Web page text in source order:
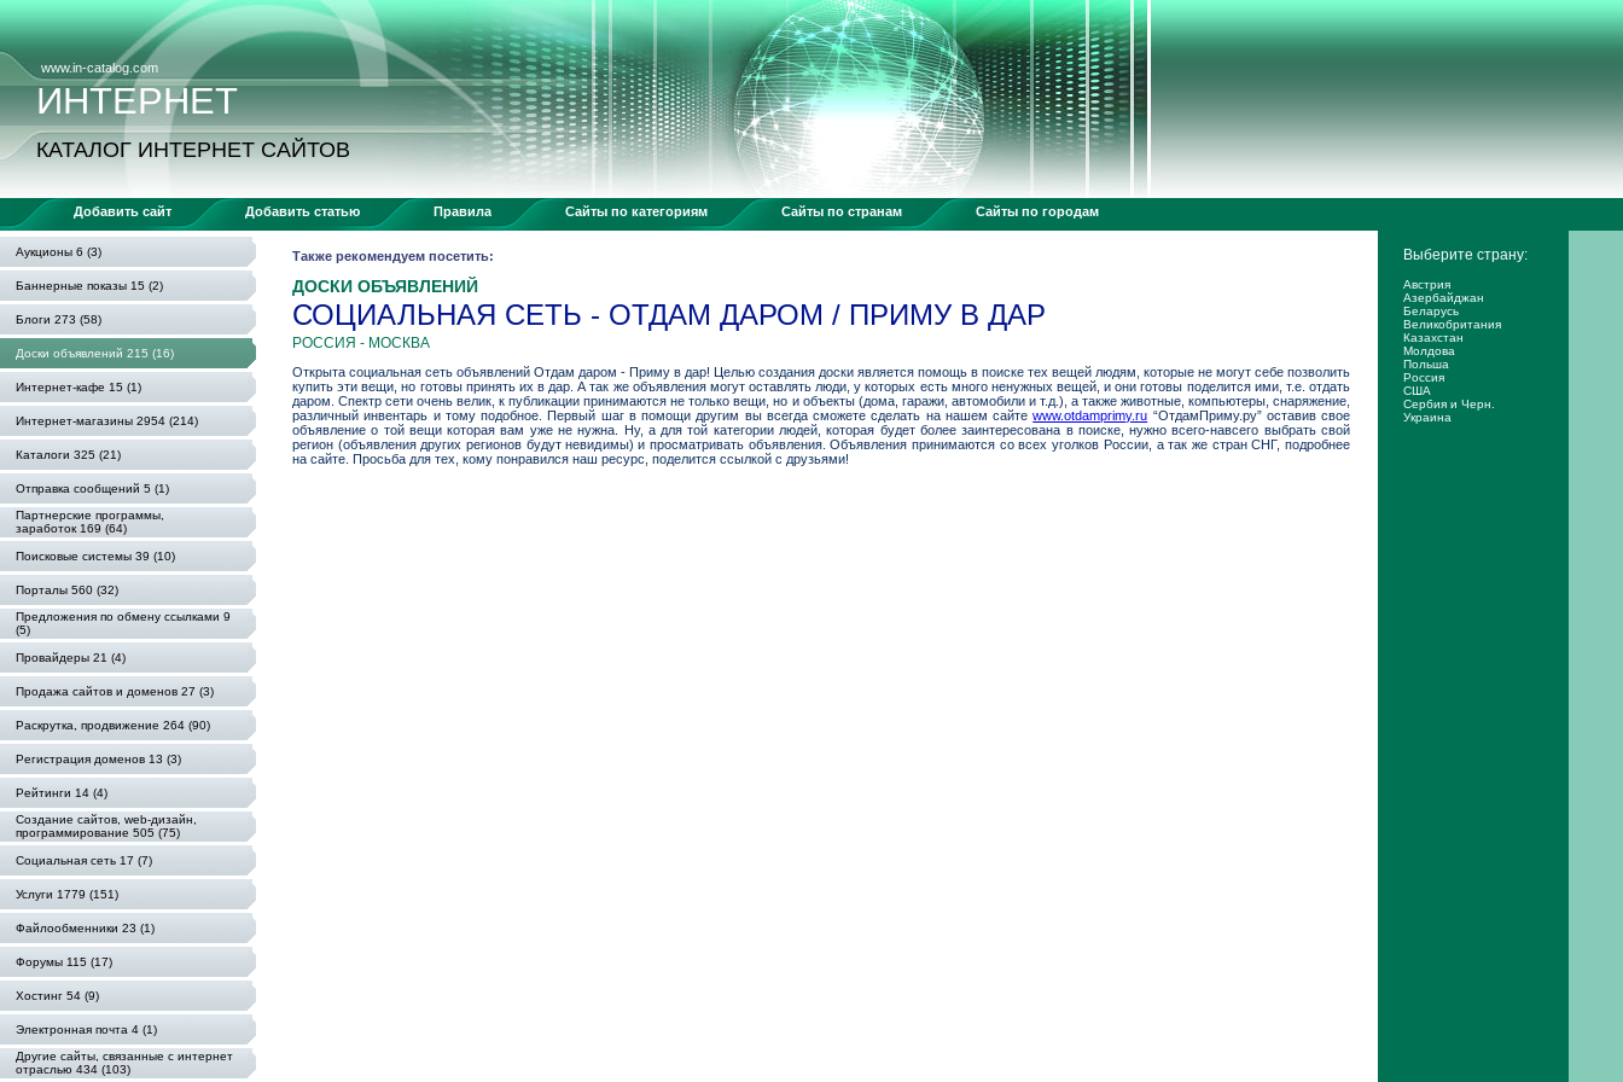
www.in-catalog.com
ИНТЕРНЕТ
КАТАЛОГ ИНТЕРНЕТ САЙТОВ
Добавить сайт Добавить статью Правила Сайты по категориям Сайты по странам Сайты по городам
Аукционы 6 (3)
Баннерные показы 15 (2)
Блоги 273 (58)
Доски объявлений 215 (16)
Интернет-кафе 15 (1)
Интернет-магазины 2954 (214)
Каталоги 325 (21)
Отправка сообщений 5 (1)
Партнерские программы,
заработок 169 (64)
Поисковые системы 39 (10)
Порталы 560 (32)
Предложения по обмену ссылками 9
(5)
Провайдеры 21 (4)
Продажа сайтов и доменов 27 (3)
Раскрутка, продвижение 264 (90)
Регистрация доменов 13 (3)
Рейтинги 14 (4)
Создание сайтов, web-дизайн,
программирование 505 (75)
Социальная сеть 17 (7)
Услуги 1779 (151)
Файлообменники 23 (1)
Форумы 115 (17)
Хостинг 54 (9)
Электронная почта 4 (1)
Другие сайты, связанные с интернет
отраслью 434 (103)
Также рекомендуем посетить:
ДОСКИ ОБЪЯВЛЕНИЙ
СОЦИАЛЬНАЯ СЕТЬ - ОТДАМ ДАРОМ / ПРИМУ В ДАР
РОССИЯ - МОСКВА
Открыта социальная сеть объявлений Отдам даром - Приму в дар! Целью создания доски является помощь в поиске тех вещей людям, которые не могут себе позволить
купить эти вещи, но готовы принять их в дар. А так же объявления могут оставлять люди, у которых есть много ненужных вещей, и они готовы поделится ими, т.е. отдать
даром. Спектр сети очень велик, к публикации принимаются не только вещи, но и объекты (дома, гаражи, автомобили и т.д.), а также животные, компьютеры, снаряжение,
различный инвентарь и тому подобное. Первый шаг в помощи другим вы всегда сможете сделать на нашем сайтеwww.otdamprimy.ru “ОтдамПриму.ру” оставив свое
объявление о той вещи которая вам уже не нужна. Ну, а для той категории людей, которая будет более заинтересована в поиске, нужно всего-навсего выбрать свой
регион (объявления других регионов будут невидимы) и просматривать объявления. Объявления принимаются со всех уголков России, а так же стран СНГ, подробнее
на сайте. Просьба для тех, кому понравился наш ресурс, поделится ссылкой с друзьями!
Выберите страну:
Австрия
Азербайджан
Беларусь
Великобритания
Казахстан
Молдова
Польша
Россия
США
Сербия и Черн.
Украина